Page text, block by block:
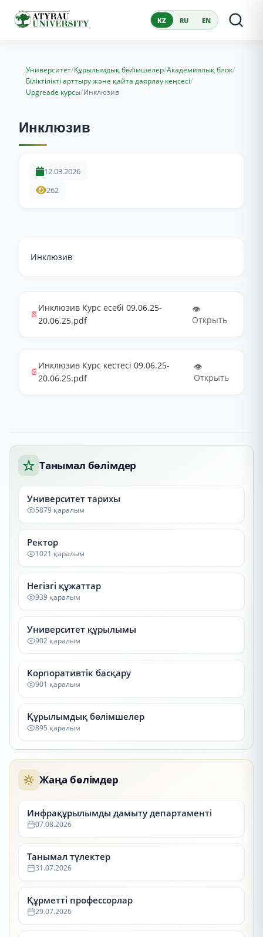
KZ RU EN
Университет/Құрылымдық бөлімшелер/Академиялық блок/
Біліктілікті арттыру және қайта даярлау кеңсесі/
Upgreade курсы/Инклюзив
Инклюзив
12.03.2026
262
Инклюзив
📄
Инклюзив Курс есебі 09.06.25-
20.06.25.pdf
👁️
Открыть
📄
Инклюзив Курс кестесі 09.06.25-
20.06.25.pdf
👁️
Открыть
Танымал бөлімдер
Университет тарихы
5879 қаралым
Ректор
1021 қаралым
Негізгі құжаттар
939 қаралым
Университет құрылымы
902 қаралым
Корпоративтік басқару
901 қаралым
Құрылымдық бөлімшелер
895 қаралым
Жаңа бөлімдер
Инфрақұрылымды дамыту департаменті
07.08.2026
Танымал түлектер
31.07.2026
Құрметті профессорлар
29.07.2026